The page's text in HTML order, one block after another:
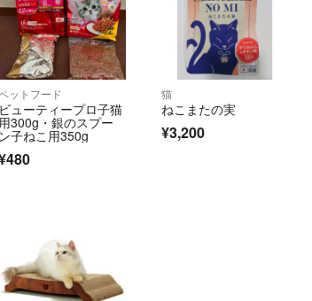
ットフード
ビューティープロ子猫
用300g・銀のスプー
ン子ねこ用350g
猫
ねこまたの実
¥3,200